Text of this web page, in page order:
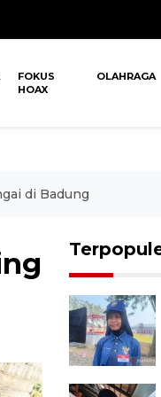
FOKUS
HOAX
OLAHRAGA
di Badung